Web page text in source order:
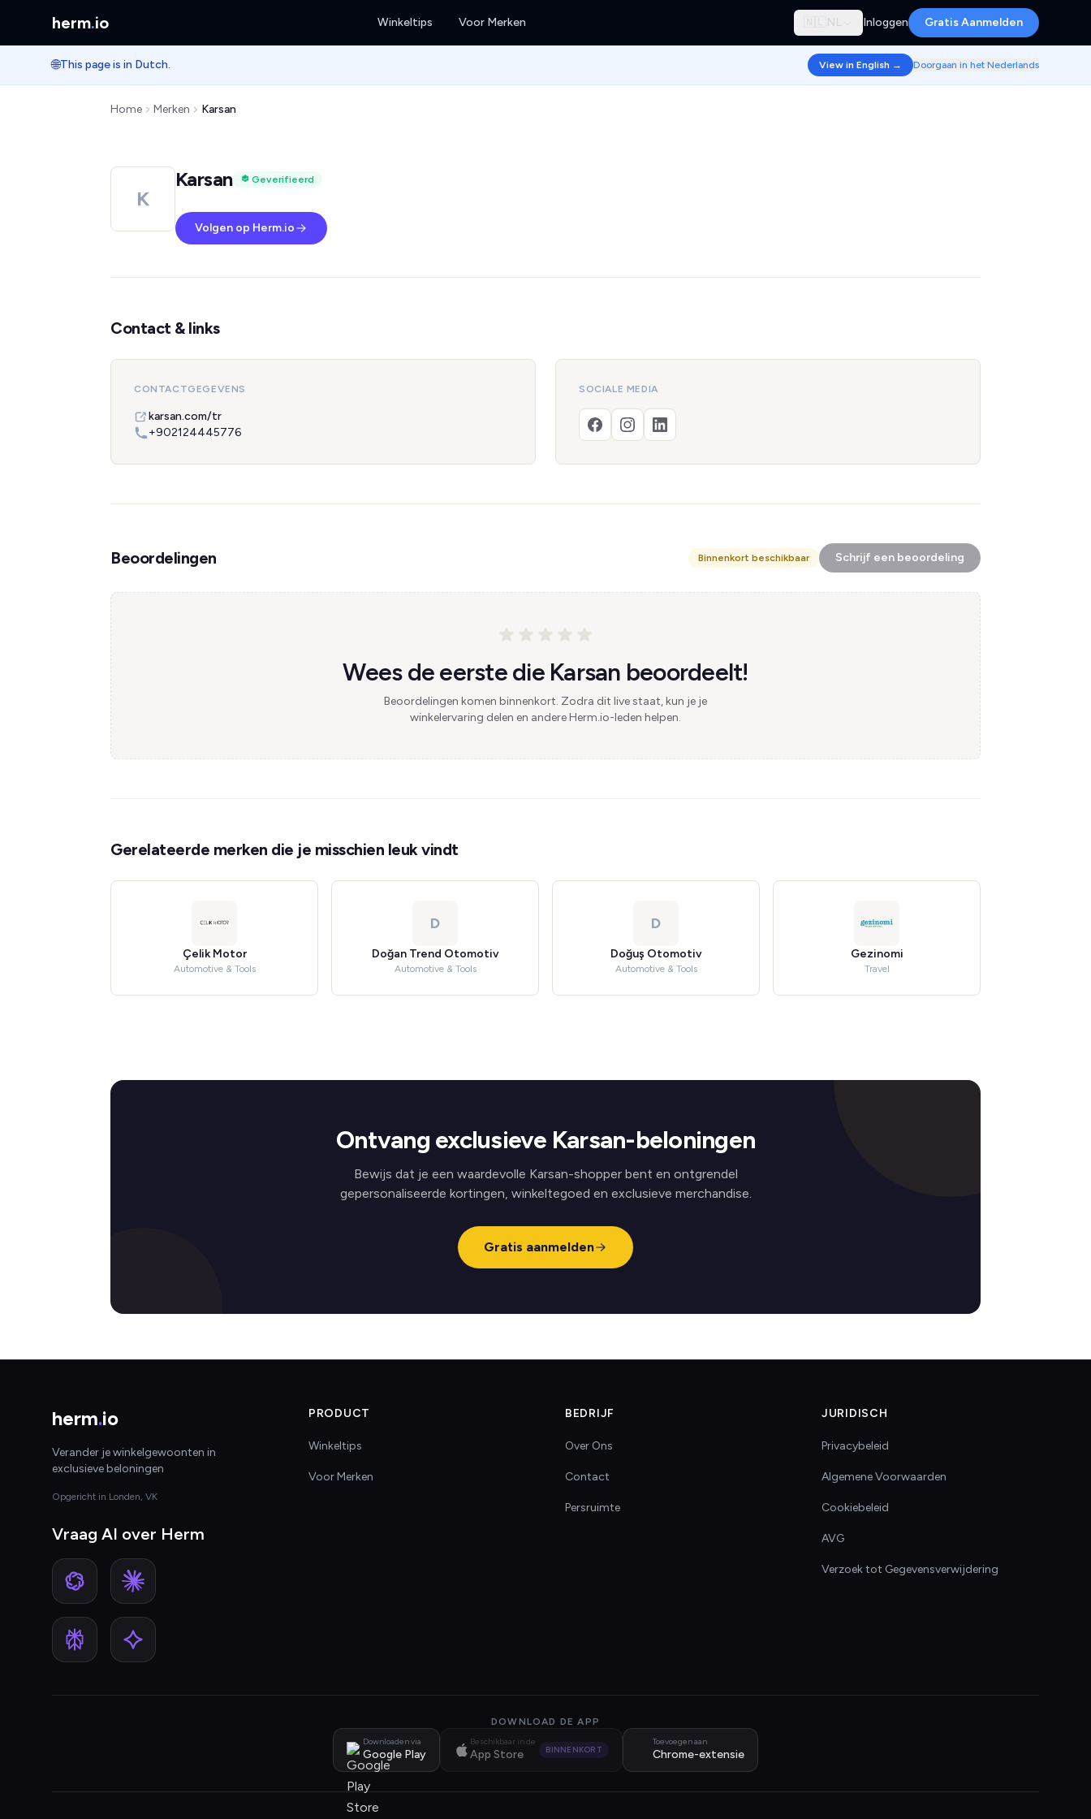
herm.io Winkeltips Voor Merken 🇳🇱 NL Inloggen Gratis Aanmelden
🌐This page is in Dutch. View in English → Doorgaan in het Nederlands
Home Merken Karsan
K
Karsan Geverifieerd
Volgen op Herm.io
Contact & links
CONTACTGEGEVENS
karsan.com/tr
+902124445776
SOCIALE MEDIA
Beoordelingen Binnenkort beschikbaar Schrijf een beoordeling
Wees de eerste die Karsan beoordeelt!
Beoordelingen komen binnenkort. Zodra dit live staat, kun je je
winkelervaring delen en andere Herm.io-leden helpen.
Gerelateerde merken die je misschien leuk vindt
Çelik Motor
Automotive & Tools
D
Doğan Trend Otomotiv
Automotive & Tools
D
Doğuş Otomotiv
Automotive & Tools
Gezinomi
Travel
Ontvang exclusieve Karsan-beloningen
Bewijs dat je een waardevolle Karsan-shopper bent en ontgrendel
gepersonaliseerde kortingen, winkeltegoed en exclusieve merchandise.
Gratis aanmelden
herm.io
Verander je winkelgewoonten in
exclusieve beloningen
Opgericht in Londen, VK
Vraag AI over Herm
PRODUCT
Winkeltips
Voor Merken
BEDRIJF
Over Ons
Contact
Persruimte
JURIDISCH
Privacybeleid
Algemene Voorwaarden
Cookiebeleid
AVG
Verzoek tot Gegevensverwijdering
DOWNLOAD DE APP
Downloaden via
Google Play
Beschikbaar in de
App Store BINNENKORT
Toevoegen aan
Chrome-extensie